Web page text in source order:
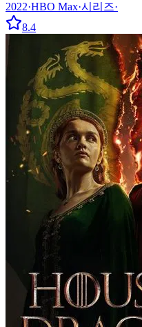
2022·HBO Max·시리즈·
8.4